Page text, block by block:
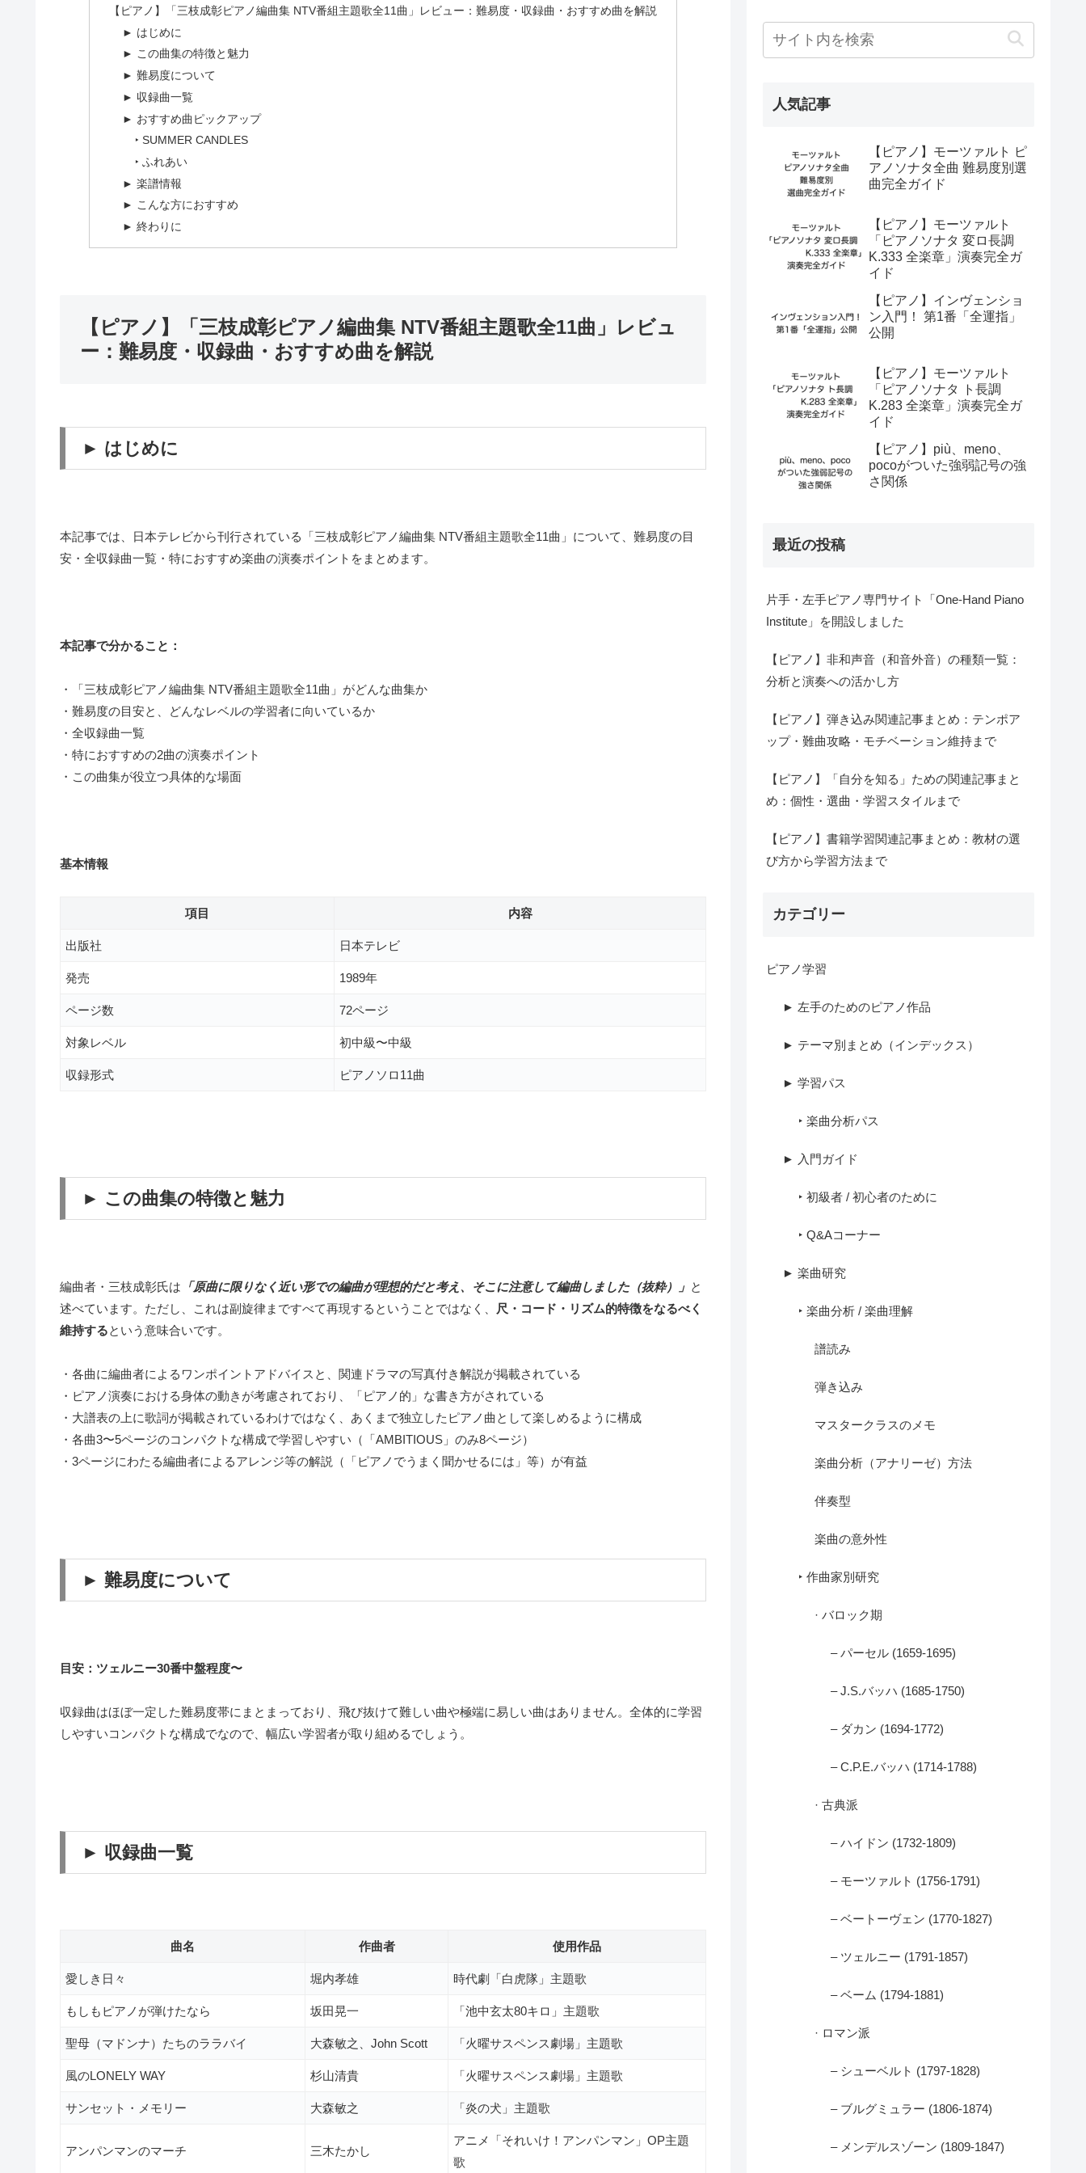
【ピアノ】「三枝成彰ピアノ編曲集 NTV番組主題歌全11曲」レビュー：難易度・収録曲・おすすめ曲を解説
► はじめに
► この曲集の特徴と魅力
► 難易度について
► 収録曲一覧
► おすすめ曲ピックアップ
‣ SUMMER CANDLES
‣ ふれあい
► 楽譜情報
► こんな方におすすめ
► 終わりに
【ピアノ】「三枝成彰ピアノ編曲集 NTV番組主題歌全11曲」レビュ
ー：難易度・収録曲・おすすめ曲を解説
► はじめに
本記事では、日本テレビから刊行されている「三枝成彰ピアノ編曲集 NTV番組主題歌全11曲」について、難易度の目
安・全収録曲一覧・特におすすめ楽曲の演奏ポイントをまとめます。
本記事で分かること：
・「三枝成彰ピアノ編曲集 NTV番組主題歌全11曲」がどんな曲集か
・難易度の目安と、どんなレベルの学習者に向いているか
・全収録曲一覧
・特におすすめの2曲の演奏ポイント
・この曲集が役立つ具体的な場面
基本情報
項目 内容
出版社 日本テレビ
発売 1989年
ページ数 72ページ
対象レベル 初中級〜中級
収録形式 ピアノソロ11曲
► この曲集の特徴と魅力
編曲者・三枝成彰氏は 「原曲に限りなく近い形での編曲が理想的だと考え、そこに注意して編曲しました（抜粋）」 と
述べています。ただし、これは副旋律まですべて再現するということではなく、 尺・コード・リズム的特徴をなるべく
維持するという意味合いです。
・各曲に編曲者によるワンポイントアドバイスと、関連ドラマの写真付き解説が掲載されている
・ピアノ演奏における身体の動きが考慮されており、「ピアノ的」な書き方がされている
・大譜表の上に歌詞が掲載されているわけではなく、あくまで独立したピアノ曲として楽しめるように構成
・各曲3〜5ページのコンパクトな構成で学習しやすい（「AMBITIOUS」のみ8ページ）
・3ページにわたる編曲者によるアレンジ等の解説（「ピアノでうまく聞かせるには」等）が有益
► 難易度について
目安：ツェルニー30番中盤程度〜
収録曲はほぼ一定した難易度帯にまとまっており、飛び抜けて難しい曲や極端に易しい曲はありません。全体的に学習
しやすいコンパクトな構成でなので、幅広い学習者が取り組めるでしょう。
► 収録曲一覧
曲名 作曲者 使用作品
愛しき日々 堀内孝雄 時代劇「白虎隊」主題歌
もしもピアノが弾けたなら 坂田晃一 「池中玄太80キロ」主題歌
聖母（マドンナ）たちのララバイ 大森敏之、John Scott 「火曜サスペンス劇場」主題歌
風のLONELY WAY 杉山清貴 「火曜サスペンス劇場」主題歌
サンセット・メモリー 大森敏之 「炎の犬」主題歌
アンパンマンのマーチ 三木たかし
アニメ「それいけ！アンパンマン 」OP主題
歌
人気記事
【ピアノ】モーツァルト ピ
アノソナタ全曲 難易度別選
曲完全ガイド
【ピアノ】モーツァルト
「ピアノソナタ 変ロ長調
K.333 全楽章」演奏完全ガ
イド
【ピアノ】インヴェンショ
ン入門！ 第1番「全運指」
公開
【ピアノ】モーツァルト
「ピアノソナタ ト長調
K.283 全楽章」演奏完全ガ
イド
【ピアノ】più、meno、
pocoがついた強弱記号の強
さ関係
最近の投稿
片手・左手ピアノ専門サイト「One-Hand Piano
Institute」を開設しました
【ピアノ】非和声音（和音外音）の種類一覧：
分析と演奏への活かし方
【ピアノ】弾き込み関連記事まとめ：テンポア
ップ・難曲攻略・モチベーション維持まで
【ピアノ】「自分を知る」ための関連記事まと
め：個性・選曲・学習スタイルまで
【ピアノ】書籍学習関連記事まとめ：教材の選
び方から学習方法まで
カテゴリー
ピアノ学習
► 左手のためのピアノ作品
► テーマ別まとめ（インデックス）
► 学習パス
‣ 楽曲分析パス
► 入門ガイド
‣ 初級者 / 初心者のために
‣ Q&Aコーナー
► 楽曲研究
‣ 楽曲分析 / 楽曲理解
譜読み
弾き込み
マスタークラスのメモ
楽曲分析（アナリーゼ）方法
伴奏型
楽曲の意外性
‣ 作曲家別研究
· バロック期
– パーセル (1659-1695)
– J.S.バッハ (1685-1750)
– ダカン (1694-1772)
– C.P.E.バッハ (1714-1788)
· 古典派
– ハイドン (1732-1809)
– モーツァルト (1756-1791)
– ベートーヴェン (1770-1827)
– ツェルニー (1791-1857)
– ベーム (1794-1881)
· ロマン派
– シューベルト (1797-1828)
– ブルグミュラー (1806-1874)
– メンデルスゾーン (1809-1847)